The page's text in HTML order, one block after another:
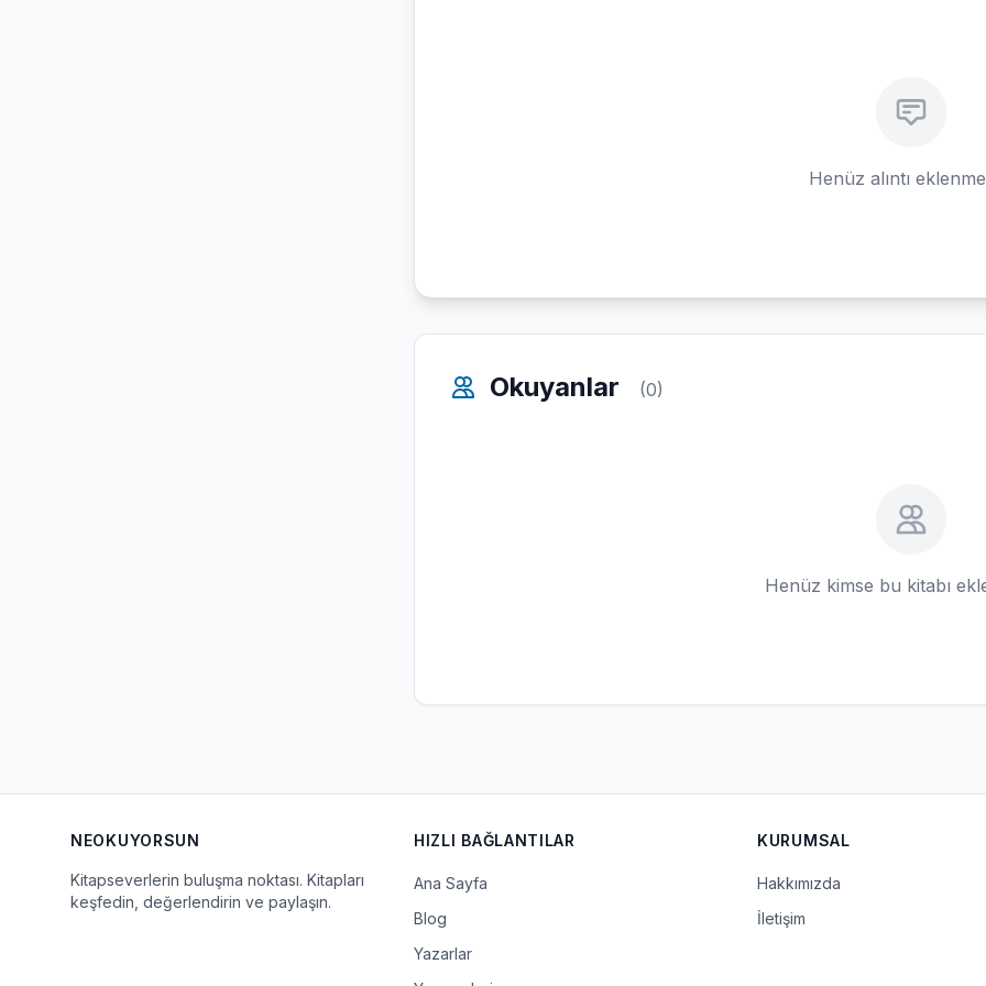
Henüz alıntı
Okuyanlar (0)
Henüz kimse bu kitabı
NEOKUYORSUN
Kitapseverlerin buluşma noktası. Kitapları
keşfedin, değerlendirin ve paylaşın.
HIZLI BAĞLANTILAR
Ana Sayfa
Blog
Yazarlar
KURUMSAL
Hakkımızda
İletişim